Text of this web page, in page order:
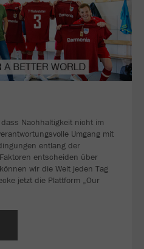
Nachhaltigkeit nicht im
Umgang mit
entlang der
entscheiden über
wir die Welt jeden Tag
jetzt die Plattform „Our